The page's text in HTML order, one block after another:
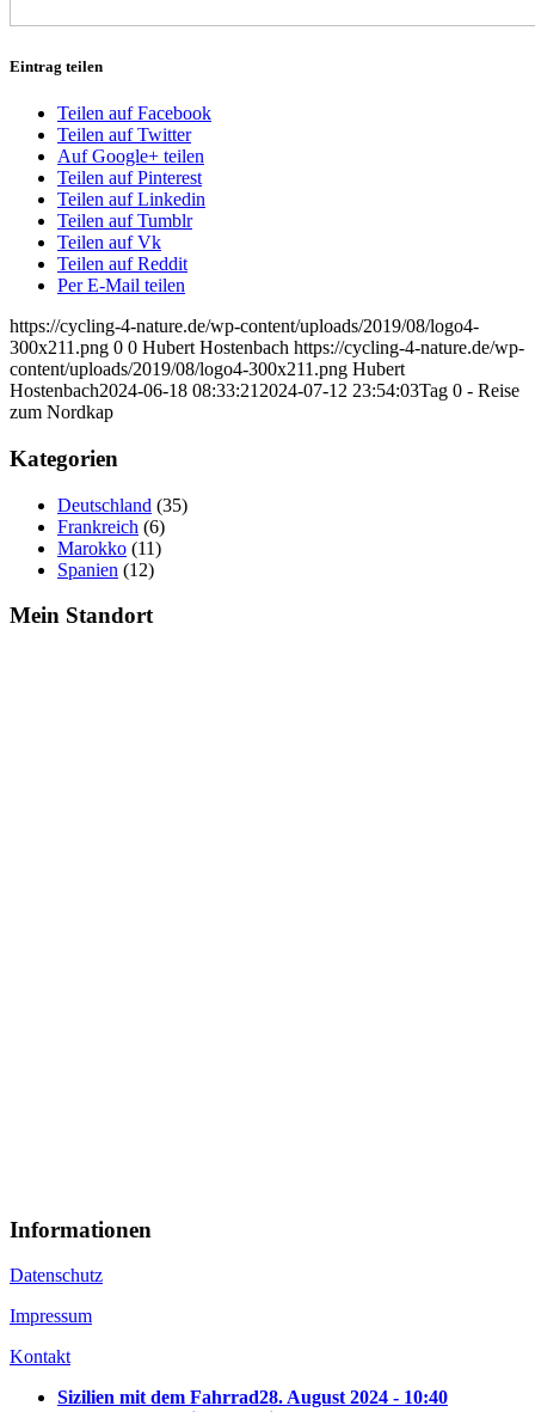
Eintrag teilen
Teilen auf Facebook
Teilen auf Twitter
Auf Google+ teilen
Teilen auf Pinterest
Teilen auf Linkedin
Teilen auf Tumblr
Teilen auf Vk
Teilen auf Reddit
Per E-Mail teilen
https://cycling-4-nature.de/wp-content/uploads/2019/08/logo4-
300x211.png 0 0 Hubert Hostenbach https://cycling-4-nature.de/wp-
content/uploads/2019/08/logo4-300x211.png Hubert
Hostenbach2024-06-18 08:33:21 2024-07-12 23:54:03Tag 0 - Reise
zum Nordkap
Kategorien
Deutschland (35)
Frankreich (6)
Marokko (11)
Spanien (12)
Mein Standort
Informationen
Datenschutz
Impressum
Kontakt
Sizilien mit dem Fahrrad28. August 2024 - 10:40